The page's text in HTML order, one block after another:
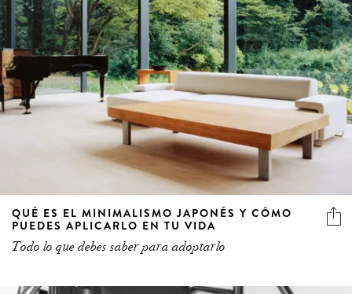
QUÉ ES EL MINIMALISMO JAPONÉS Y CÓMO
PUEDES APLICARLO EN TU VIDA
Todo lo que debes saber para adoptarlo